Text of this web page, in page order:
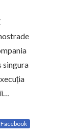
singura
Facebook